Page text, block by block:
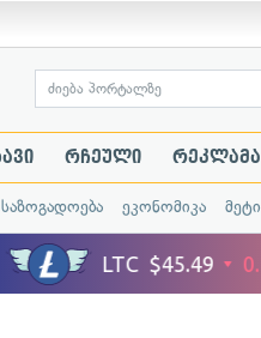
რჩეული რეკლამა
საზოგადოება ეკონომიკა მეტი